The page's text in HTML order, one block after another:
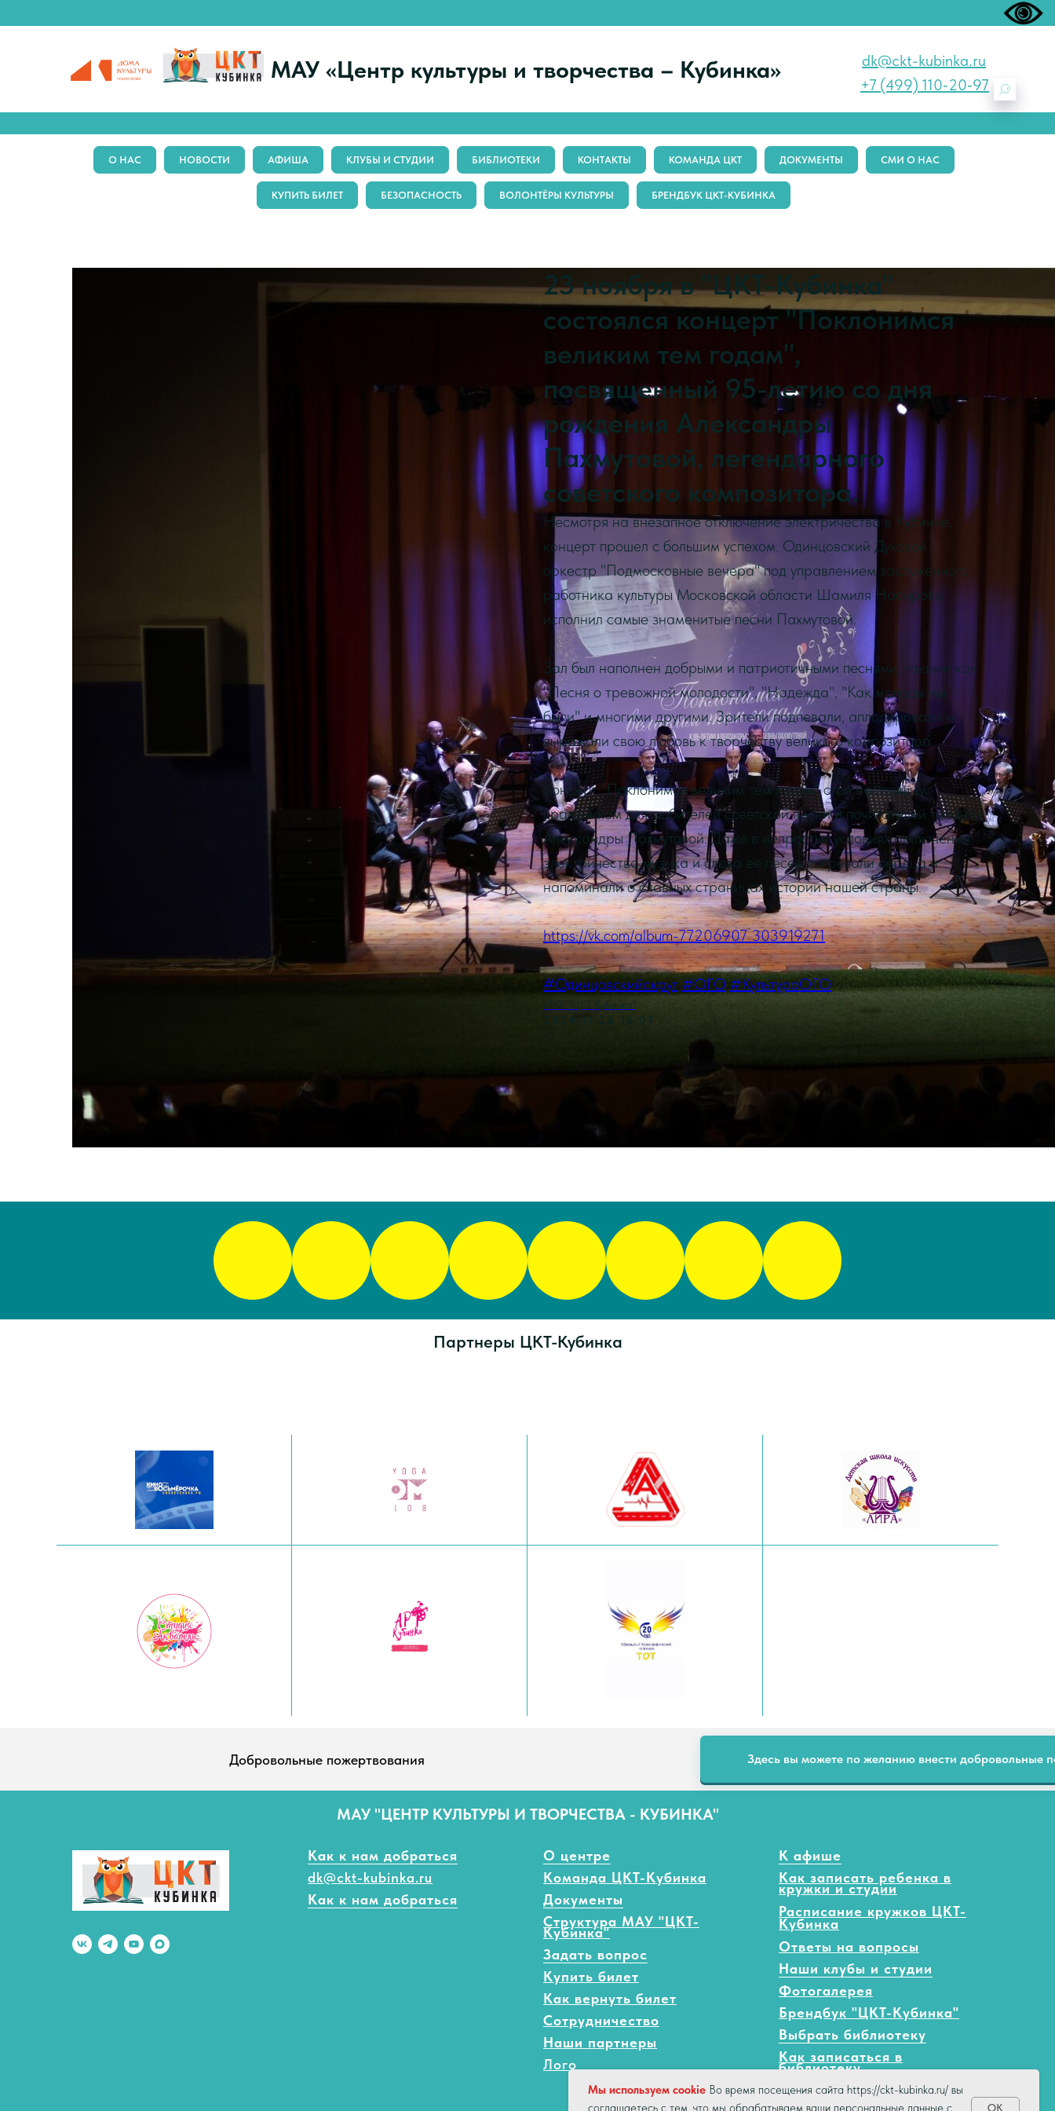
МАУ «Центр культуры и творчества – Кубинка»
dk@ckt-kubinka.ru
+7 (499) 110‑20‑97
О НАС НОВОСТИ АФИША КЛУБЫ И СТУДИИ БИБЛИОТЕКИ КОНТАКТЫ КОМАНДА ЦКТ ДОКУМЕНТЫ СМИ О НАС
КУПИТЬ БИЛЕТ БЕЗОПАСНОСТЬ ВОЛОНТЁРЫ КУЛЬТУРЫ БРЕНДБУК ЦКТ-КУБИНКА
Мы используем cookie Во время посещения сайта https://ckt-kubinka.ru/ вы
соглашаетесь с тем, что мы обрабатываем ваши персональные данные с
ОК
23 ноября в "ЦКТ-Кубинка"
состоялся концерт "Поклонимся
великим тем годам",
посвященный 95-летию со дня
рождения Александры
Пахмутовой, легендарного
советского композитора.
Несмотря на внезапное отключение электричества в Кубинке,
концерт прошел с большим успехом. Одинцовский Духовой
оркестр "Подмосковные вечера" под управлением заслуженного
работника культуры Московской области Шамиля Насырова
исполнил самые знаменитые песни Пахмутовой.
Зал был наполнен добрыми и патриотичными песнями, такими как
"Песня о тревожной молодости", "Надежда", "Как молоды мы
были" и многими другими. Зрители подпевали, аплодировали и
выражали свою любовь к творчеству великого композитора.
Концерт "Поклонимся великим тем годам" стал настоящим
праздником для любителей советской песни и почитателей таланта
Александры Пахмутовой. Даже в непростых условиях отключения
электричества музыка и слова ее песен согревали сердца и
напоминали о славных страницах истории нашей страны.
https://vk.com/album-77206907_303919271
#Одинцовскийокруг #ОГО #КультураОГО
МАУ "ЦКТ Кубинка"
2024-11-26 16:07
Партнеры ЦКТ-Кубинка
Добровольные пожертвования Здесь вы можете по желанию внести добровольные
МАУ "ЦЕНТР КУЛЬТУРЫ И ТВОРЧЕСТВА - КУБИНКА"
Как к нам добраться
dk@ckt-kubinka.ru
Как к нам добраться
О центре
Команда ЦКТ-Кубинка
Документы
Структура МАУ "ЦКТ-
Кубинка"
Задать вопрос
Купить билет
Как вернуть билет
Сотрудничество
Наши партнеры
Лого
К афише
Как записать ребенка в
кружки и студии
Расписание кружков ЦКТ-
Кубинка
Ответы на вопросы
Наши клубы и студии
Фотогалерея
Брендбук "ЦКТ-Кубинка"
Выбрать библиотеку
Как записаться в
библиотеку